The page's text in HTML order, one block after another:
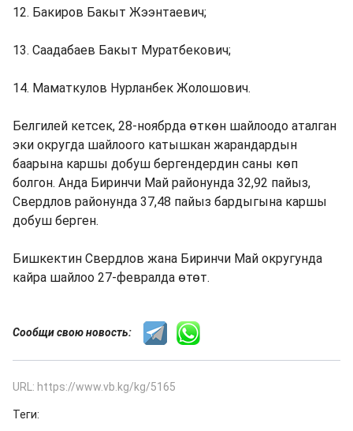
12. Бакиров Бакыт Жээнтаевич;
13. Саадабаев Бакыт Муратбекович;
14. Маматкулов Нурланбек Жолошович.
Белгилей кетсек, 28-ноябрда өткөн шайлоодо аталган
эки округда шайлоого катышкан жарандардын
баарына каршы добуш бергендердин саны көп
болгон. Анда Биринчи Май районунда 32,92 пайыз,
Свердлов районунда 37,48 пайыз бардыгына каршы
добуш берген.
Бишкектин Свердлов жана Биринчи Май округунда
кайра шайлоо 27-февралда өтөт.
Сообщи свою новость:
URL: https://www.vb.kg/kg/5165
Теги: